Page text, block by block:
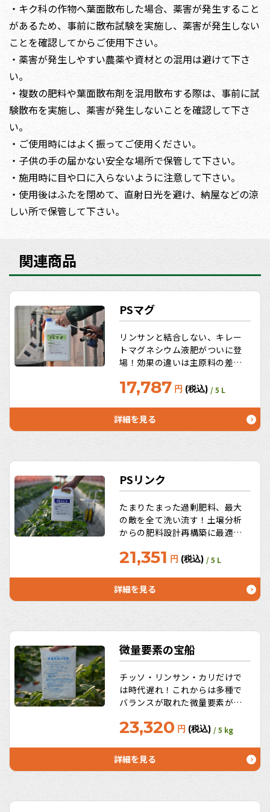
・キク科の作物へ葉面散布した場合、薬害が発生すること
があるため、事前に散布試験を実施し、薬害が発生しない
ことを確認してからご使用下さい。
・薬害が発生しやすい農薬や資材との混用は避けて下さ
い。
・複数の肥料や葉面散布剤を混用散布する際は、事前に試
験散布を実施し、薬害が発生しないことを確認して下さ
い。
・ご使用時にはよく振ってご使用ください。
・子供の手の届かない安全な場所で保管して下さい。
・施用時に目や口に入らないように注意して下さい。
・使用後はふたを閉めて、直射日光を避け、納屋などの涼
しい所で保管して下さい。
関連商品
PSマグ
リンサンと結合しない、キレー
トマグネシウム液肥がついに登
場！効果の違いは主原料の差！
ネシウム。いつまでも色つやと
体を作るマグネシウムは光合成
の源です。うれしいお徳用サイ
17,787 円 (税込) / 5 L
詳細を見る
PSリンク
たまりたまった過剰肥料、最大
の敵を全て洗い流す！土壌分析
からの肥料設計再構築に最適！
チューブの目詰り予防にも働
を長持ちさせる→水質分析から
PSリンクを調合すればOKとい
21,351 円 (税込) / 5 L
詳細を見る
微量要素の宝船
チッソ・リンサン・カリだけで
は時代遅れ！これからは多種で
バランスが取れた微量要素が主
数的に考えられたマグネシウム
品いわばオールラウンドプレイ
ヤー（本当のプロ農家は土壌分
23,320 円 (税込) / 5 kg
詳細を見る